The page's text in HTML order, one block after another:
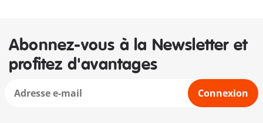
Abonnez-vous à la Newsletter et
profitez d'avantages
Connexion